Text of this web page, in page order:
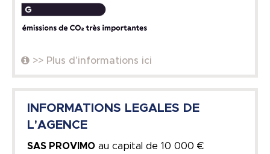
>> Plus d'informations ici
INFORMATIONS LEGALES DE
L'AGENCE
SAS PROVIMO au capital de 10 000 €